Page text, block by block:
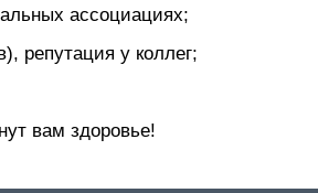
ассоциациях;
репутация у коллег;
вам здоровье!